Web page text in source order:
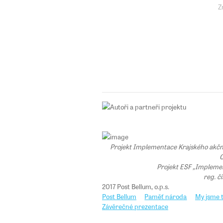
Projekt Implementace Krajského
Projekt ESF
reg.
2017 Post Bellum, o.p.s.
Post Bellum
Paměť národa
My jsme
Závěrečné prezentace